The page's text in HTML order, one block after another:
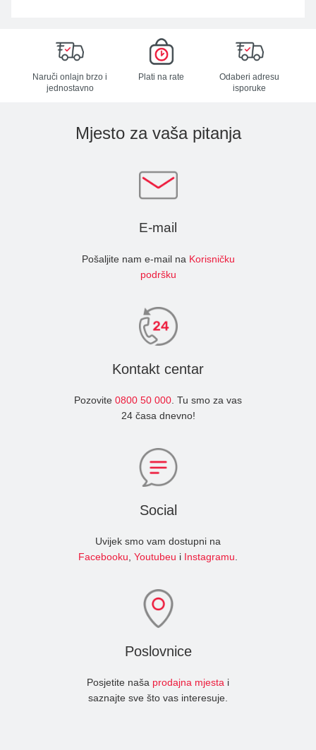
Naruči onlajn brzo i
jednostavno
Plati na rate
Odaberi adresu
isporuke
Mjesto za vaša pitanja
E-mail
Pošaljite nam e-mail na Korisničku
podršku
Kontakt centar
Pozovite 0800 50 000 . Tu smo za vas
24 časa dnevno!
Social
Uvijek smo vam dostupni na
Facebooku Youtubeu i Instagramu
Poslovnice
Posjetite naša prodajna mjesta i
saznajte sve što vas interesuje.